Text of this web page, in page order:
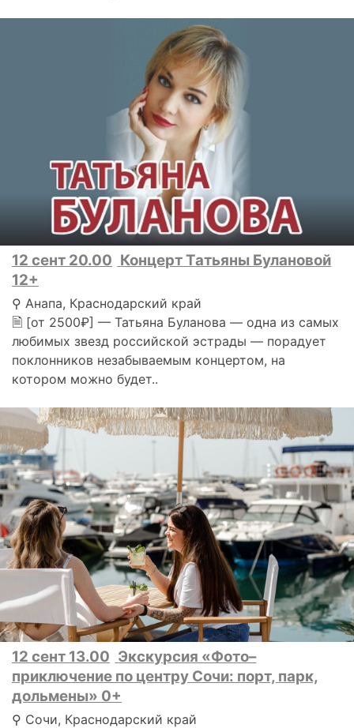
12 сент 20.00 Концерт Татьяны Булановой
12+
⚲ Анапа, Краснодарский край
🗎 [от 2500₽] — Татьяна Буланова — одна из самых
любимых звезд российской эстрады — порадует
поклонников незабываемым концертом, на
котором можно будет..
12 сент 13.00 Экскурсия «Фото–
приключение по центру Сочи: порт, парк,
дольмены» 0+
⚲ Сочи, Краснодарский край